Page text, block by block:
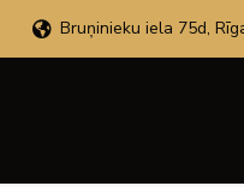
Bruņinieku iela 75d,